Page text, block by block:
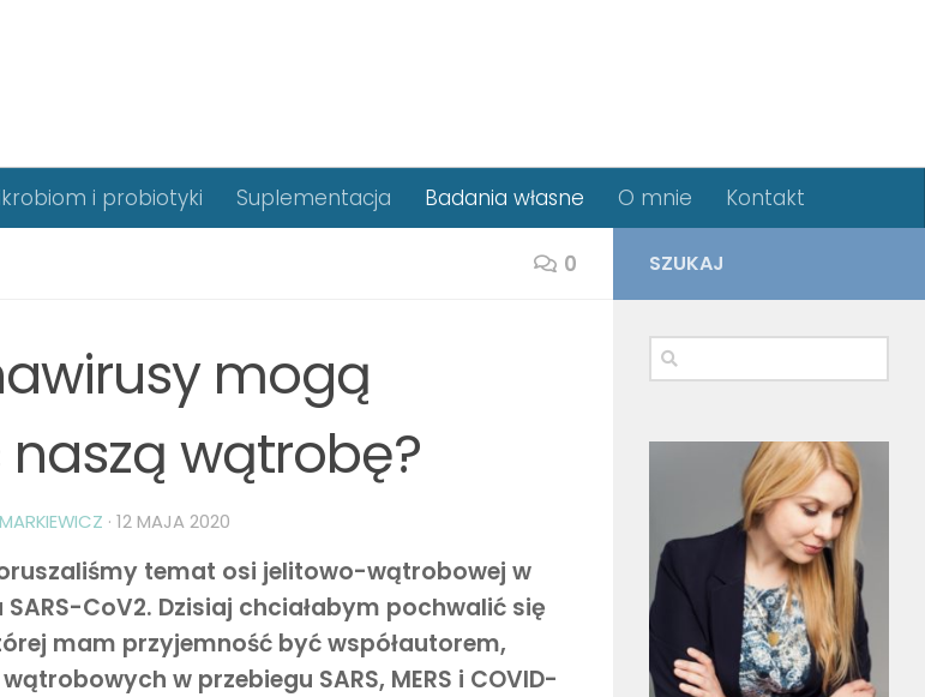
i probiotyki Suplementacja Badania własne O mnie Kontakt
0
mogą
naszą wątrobę?
· 12 MAJA 2020
temat osi jelitowo-wątrobowej w
CoV2. Dzisiaj chciałabym pochwalić się
mam przyjemność być współautorem,
w przebiegu SARS, MERS i COVID-
SZUKAJ